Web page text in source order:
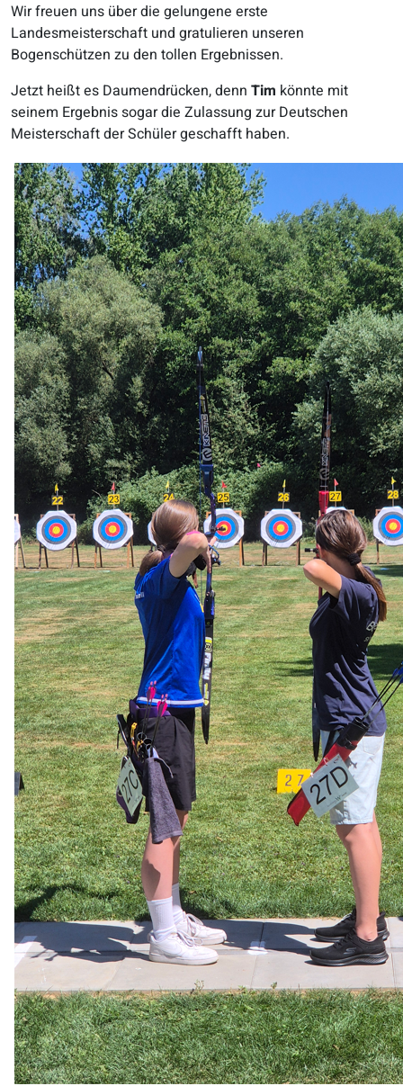
Wir freuen uns über die gelungene erste
Landesmeisterschaft und gratulieren unseren
Bogenschützen zu den tollen Ergebnissen.
Jetzt heißt es Daumendrücken, denn Tim könnte mit
seinem Ergebnis sogar die Zulassung zur Deutschen
Meisterschaft der Schüler geschafft haben.